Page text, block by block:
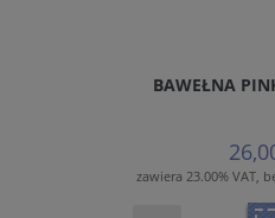
BAWEŁNA
zawiera 23.00% VAT,